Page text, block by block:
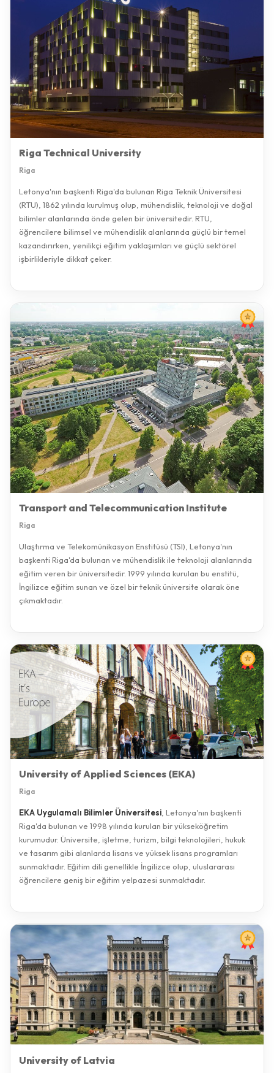
Riga Technical University
Riga
Letonya'nın başkenti Riga'da bulunan Riga Teknik Üniversitesi
(RTU), 1862 yılında kurulmuş olup, mühendislik, teknoloji ve doğal
bilimler alanlarında önde gelen bir üniversitedir. RTU,
öğrencilere bilimsel ve mühendislik alanlarında güçlü bir temel
kazandırırken, yenilikçi eğitim yaklaşımları ve güçlü sektörel
işbirlikleriyle dikkat çeker.
Transport and Telecommunication Institute
Riga
Ulaştırma ve Telekomünikasyon Enstitüsü (TSI), Letonya'nın
başkenti Riga'da bulunan ve mühendislik ile teknoloji alanlarında
eğitim veren bir üniversitedir. 1999 yılında kurulan bu enstitü,
İngilizce eğitim sunan ve özel bir teknik üniversite olarak öne
çıkmaktadır.
University of Applied Sciences (EKA)
Riga
EKA Uygulamalı Bilimler Üniversitesi , Letonya'nın başkenti
Riga'da bulunan ve 1998 yılında kurulan bir yükseköğretim
kurumudur. Üniversite, işletme, turizm, bilgi teknolojileri, hukuk
ve tasarım gibi alanlarda lisans ve yüksek lisans programları
sunmaktadır. Eğitim dili genellikle İngilizce olup, uluslararası
öğrencilere geniş bir eğitim yelpazesi sunmaktadır.
University of Latvia